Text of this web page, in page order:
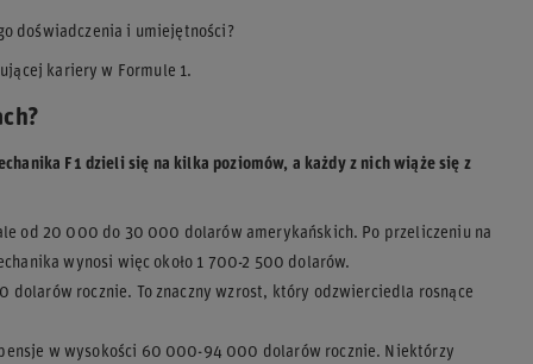
doświadczenia i umiejętności?
kariery w Formule 1.
F1 dzieli się na kilka poziomów, a każdy z nich wiąże się z
od 20 000 do 30 000 dolarów amerykańskich. Po przeliczeniu na
wynosi więc około 1 700-2 500 dolarów.
rocznie. To znaczny wzrost, który odzwierciedla rosnące
w wysokości 60 000-94 000 dolarów rocznie. Niektórzy